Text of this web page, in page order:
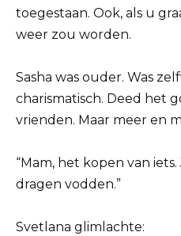
toegestaan. Ook, als u
weer zou worden.
Sasha was ouder. Was
charismatisch. Deed het
vrienden. Maar meer en
“Mam, het kopen van
dragen vodden.”
Svetlana glimlachte: